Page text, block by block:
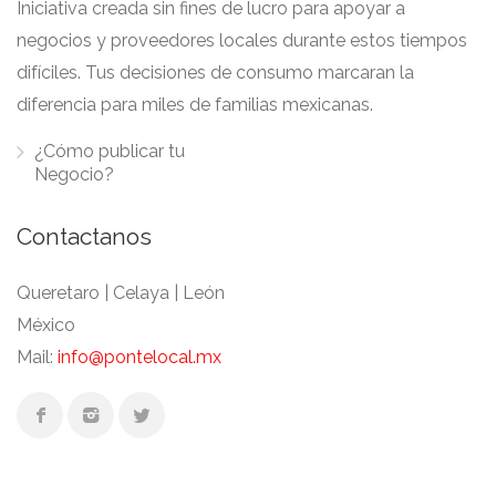
Iniciativa creada sin fines de lucro para apoyar a
negocios y proveedores locales durante estos tiempos
difíciles. Tus decisiones de consumo marcaran la
diferencia para miles de familias mexicanas.
¿Cómo publicar tu
Negocio?
Contactanos
Queretaro | Celaya | León
México
Mail: info@pontelocal.mx